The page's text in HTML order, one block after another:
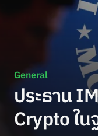
General
ประธาน
Crypto ใน